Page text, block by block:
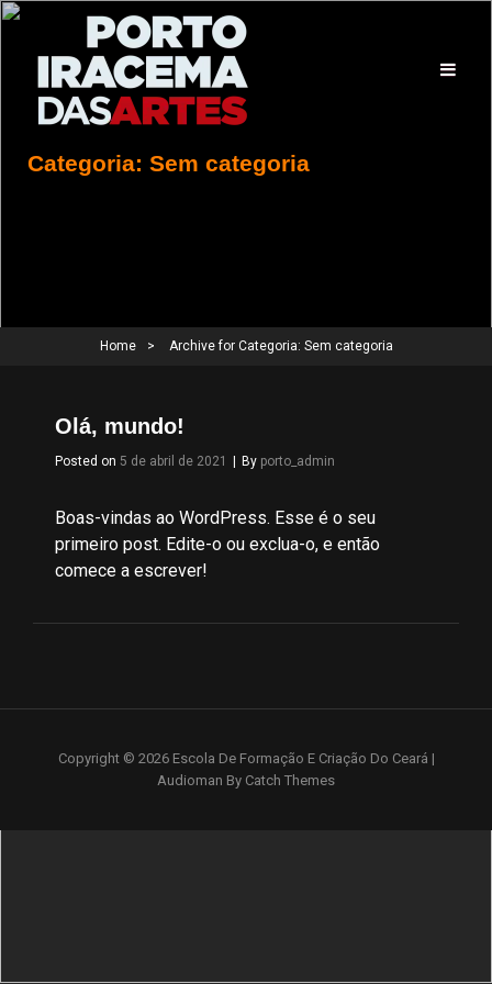
Categoria: Sem categoria
Home > Archive for Categoria: Sem categoria
Olá, mundo!
Posted on 5 de abril de 2021 By Byline
porto_admin
Boas-vindas ao WordPress. Esse é o seu
primeiro post. Edite-o ou exclua-o, e então
comece a escrever!
Copyright © 2026 Escola De Formação E Criação Do Ceará |
Audioman By Catch Themes